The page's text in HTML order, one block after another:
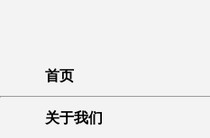
首页
关于我们